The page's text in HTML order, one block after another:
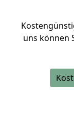
uns können